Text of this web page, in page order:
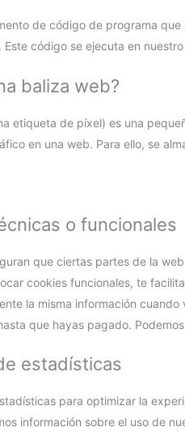
de código de programa
código se ejecuta en
baliza web?
etiqueta de píxel) es una
en una web. Para ello, se
o funcionales
que ciertas partes de la
cookies funcionales, te
la misma información
que hayas pagado.
estadísticas
para optimizar la
información sobre el uso de